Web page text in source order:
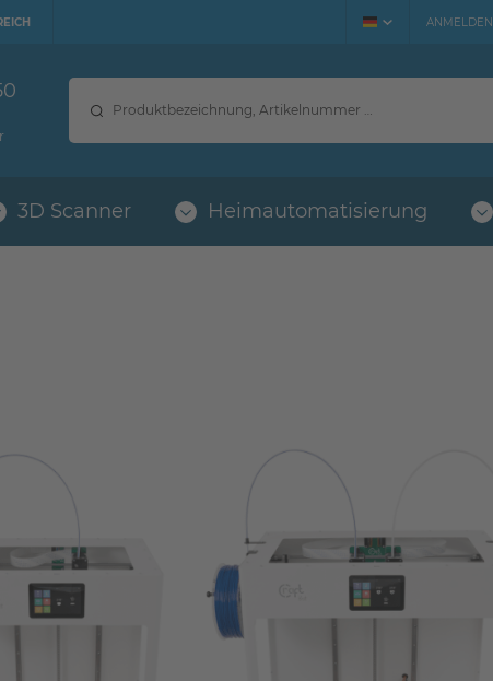
ANMELDEN
3D Scanner Heimautomatisierung